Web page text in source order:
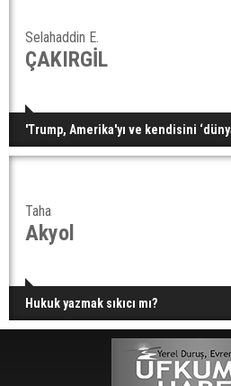
Selahaddin E.
ÇAKIRGİL
'Trump, Amerika'yı ve kendisini
Taha
Akyol
Hukuk yazmak sıkıcı mı?